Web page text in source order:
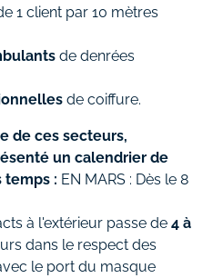
1 client par 10 mètres
de denrées
de coiffure.
de ces secteurs,
un calendrier de
: EN MARS : Dès le 8
à l'extérieur passe de 4 à
dans le respect des
le port du masque